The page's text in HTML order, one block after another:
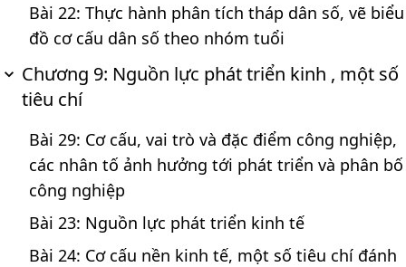
Bài 22: Thực hành phân tích tháp dân số, vẽ biểu
đồ cơ cấu dân số theo nhóm tuổi
Chương 9: Nguồn lực phát triển kinh , một số
tiêu chí
Bài 29: Cơ cấu, vai trò và đặc điểm công nghiệp,
các nhân tố ảnh hưởng tới phát triển và phân bố
công nghiệp
Bài 23: Nguồn lực phát triển kinh tế
Bài 24: Cơ cấu nền kinh tế, một số tiêu chí đánh